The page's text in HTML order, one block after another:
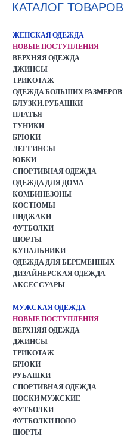
КАТАЛОГ ТОВАРОВ
ЖЕНСКАЯ ОДЕЖДА
НОВЫЕ ПОСТУПЛЕНИЯ
ВЕРХНЯЯ ОДЕЖДА
ДЖИНСЫ
ТРИКОТАЖ
ОДЕЖДА БОЛЬШИХ РАЗМЕРОВ
БЛУЗКИ, РУБАШКИ
ПЛАТЬЯ
ТУНИКИ
БРЮКИ
ЛЕГГИНСЫ
ЮБКИ
СПОРТИВНАЯ ОДЕЖДА
ОДЕЖДА ДЛЯ ДОМА
КОМБИНЕЗОНЫ
КОСТЮМЫ
ПИДЖАКИ
ФУТБОЛКИ
ШОРТЫ
КУПАЛЬНИКИ
ОДЕЖДА ДЛЯ БЕРЕМЕННЫХ
ДИЗАЙНЕРСКАЯ ОДЕЖДА
АКСЕССУАРЫ
МУЖСКАЯ ОДЕЖДА
НОВЫЕ ПОСТУПЛЕНИЯ
ВЕРХНЯЯ ОДЕЖДА
ДЖИНСЫ
ТРИКОТАЖ
БРЮКИ
РУБАШКИ
СПОРТИВНАЯ ОДЕЖДА
НОСКИ МУЖСКИЕ
ФУТБОЛКИ
ФУТБОЛКИ ПОЛО
ШОРТЫ